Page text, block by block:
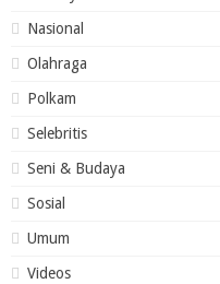
Nasional
Olahraga
Polkam
Selebritis
Seni & Budaya
Sosial
Umum
Videos